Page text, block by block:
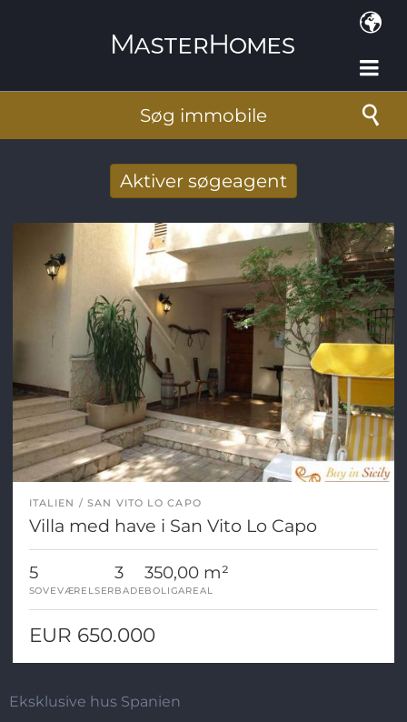
Søg immobile
Aktiver søgeagent
E-mail-adresse*
ITALIEN SAN VITO LO CAPO
Villa med have i San Vito Lo Capo
5
SOVEVÆRELSER
3
BADE
350,00 m²
BOLIGAREAL
EUR 650.000
Eksklusive hus Spanien